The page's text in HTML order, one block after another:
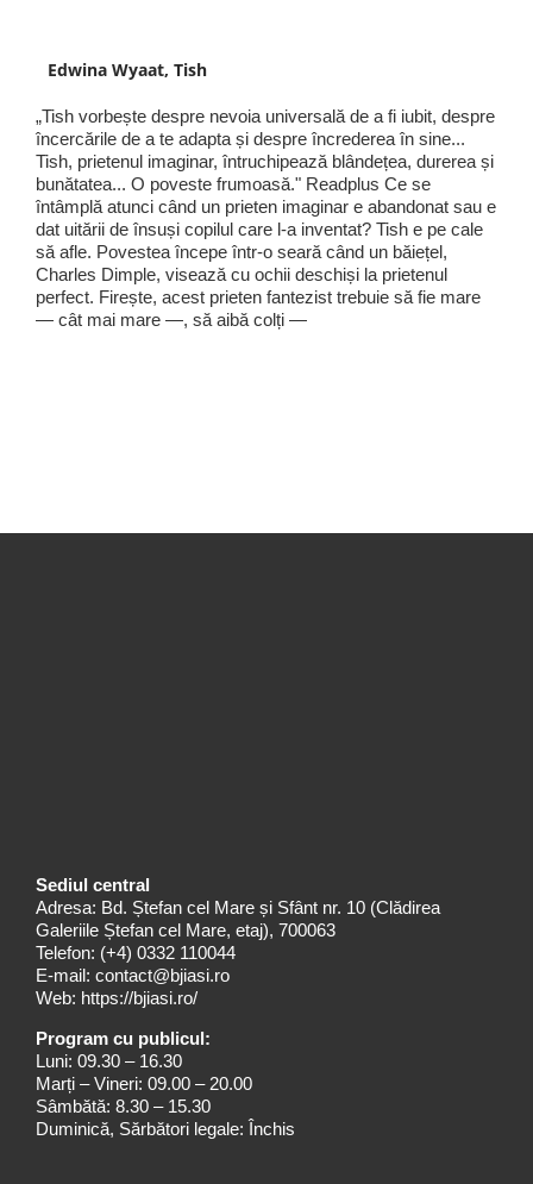
Edwina Wyaat, Tish
„Tish vorbește despre nevoia universală de a fi iubit, despre
încercările de a te adapta și despre încrederea în sine...
Tish, prietenul imaginar, întruchipează blândețea, durerea și
bunătatea... O poveste frumoasă." Readplus Ce se
întâmplă atunci când un prieten imaginar e abandonat sau e
dat uitării de însuși copilul care l-a inventat? Tish e pe cale
să afle. Povestea începe într-o seară când un băiețel,
Charles Dimple, visează cu ochii deschiși la prietenul
perfect. Firește, acest prieten fantezist trebuie să fie mare
— cât mai mare —, să aibă colți —
Sediul central
Adresa: Bd. Ștefan cel Mare și Sfânt nr. 10 (Clădirea
Galeriile Ștefan cel Mare, etaj), 700063
Telefon: (+4) 0332 110044
E-mail: contact@bjiasi.ro
Web: https://bjiasi.ro/
Program cu publicul:
Luni: 09.30 – 16.30
Marți – Vineri: 09.00 – 20.00
Sâmbătă: 8.30 – 15.30
Duminică, Sărbători legale: Închis